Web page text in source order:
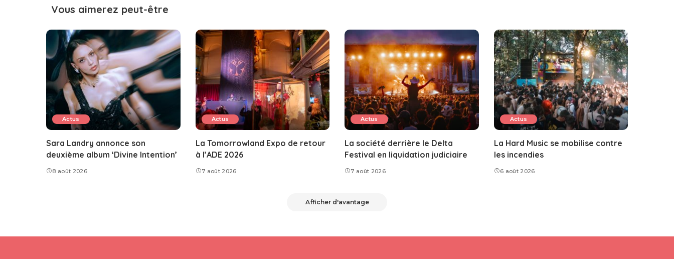
Vous aimerez peut-être
Actus
Sara Landry annonce son
deuxième album ‘Divine Intention’
8 août 2026
Actus
La Tomorrowland Expo de retour
à l’ADE 2026
7 août 2026
Actus
La société derrière le Delta
Festival en liquidation judiciaire
7 août 2026
Actus
La Hard Music se mobilise contre
les incendies
6 août 2026
Afficher d'avantage